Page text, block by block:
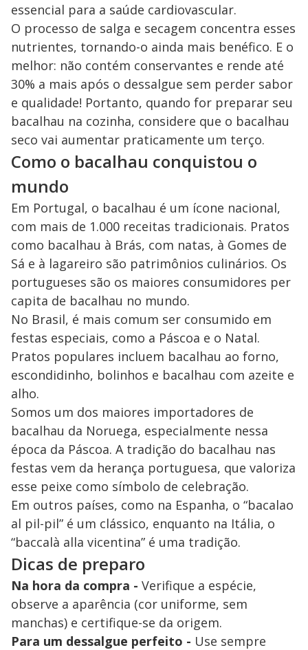
essencial para a saúde cardiovascular.
O processo de salga e secagem concentra esses
nutrientes, tornando-o ainda mais benéfico. E o
melhor: não contém conservantes e rende até
30% a mais após o dessalgue sem perder sabor
e qualidade! Portanto, quando for preparar seu
bacalhau na cozinha, considere que o bacalhau
seco vai aumentar praticamente um terço.
Como o bacalhau conquistou o
mundo
Em Portugal, o bacalhau é um ícone nacional,
com mais de 1.000 receitas tradicionais. Pratos
como bacalhau à Brás, com natas, à Gomes de
Sá e à lagareiro são patrimônios culinários. Os
portugueses são os maiores consumidores per
capita de bacalhau no mundo.
No Brasil, é mais comum ser consumido em
festas especiais, como a Páscoa e o Natal.
Pratos populares incluem bacalhau ao forno,
escondidinho, bolinhos e bacalhau com azeite e
alho.
Somos um dos maiores importadores de
bacalhau da Noruega, especialmente nessa
época da Páscoa. A tradição do bacalhau nas
festas vem da herança portuguesa, que valoriza
esse peixe como símbolo de celebração.
Em outros países, como na Espanha, o “bacalao
al pil-pil” é um clássico, enquanto na Itália, o
“baccalà alla vicentina” é uma tradição.
Dicas de preparo
Na hora da compra - Verifique a espécie,
observe a aparência (cor uniforme, sem
manchas) e certifique-se da origem.
Para um dessalgue perfeito - Use sempre